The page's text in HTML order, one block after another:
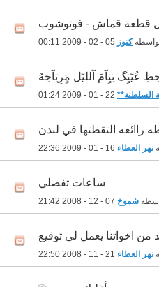
كنوز 00:11
عُيًنٍگ تِنٍآمٍَ آلليًل مٍَرٍتِآحِهُ
السلطنة** 01:24
راائعه التقطتها في لندن
نهر العطاء 22:36
ساعات تفضلي
شموخ 21:42
من اخواتنا يعمل لي توقيع
نهر العطاء 22:50